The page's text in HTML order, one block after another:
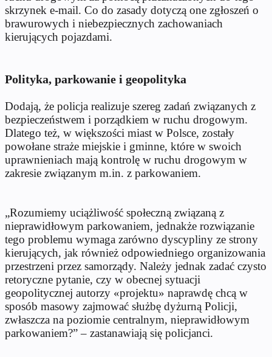
skrzynek e-mail. Co do zasady dotyczą one zgłoszeń o
brawurowych i niebezpiecznych zachowaniach
kierujących pojazdami.
Polityka, parkowanie i geopolityka
Dodają, że policja realizuje szereg zadań związanych z
bezpieczeństwem i porządkiem w ruchu drogowym.
Dlatego też, w większości miast w Polsce, zostały
powołane straże miejskie i gminne, które w swoich
uprawnieniach mają kontrolę w ruchu drogowym w
zakresie związanym m.in. z parkowaniem.
„Rozumiemy uciążliwość społeczną związaną z
nieprawidłowym parkowaniem, jednakże rozwiązanie
tego problemu wymaga zarówno dyscypliny ze strony
kierujących, jak również odpowiedniego organizowania
przestrzeni przez samorządy. Należy jednak zadać czysto
retoryczne pytanie, czy w obecnej sytuacji
geopolitycznej autorzy «projektu» naprawdę chcą w
sposób masowy zajmować służbę dyżurną Policji,
zwłaszcza na poziomie centralnym, nieprawidłowym
parkowaniem?” – zastanawiają się policjanci.